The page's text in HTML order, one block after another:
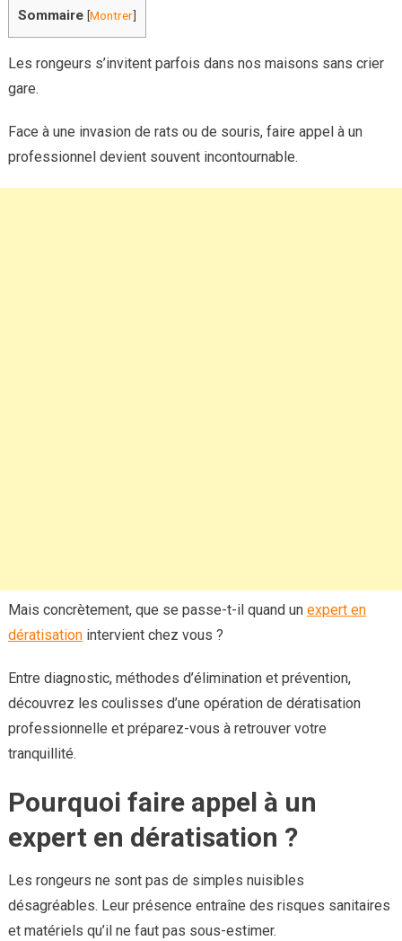
Sommaire [Montrer]
Les rongeurs s’invitent parfois dans nos maisons sans crier
gare.
Face à une invasion de rats ou de souris, faire appel à un
professionnel devient souvent incontournable.
Mais concrètement, que se passe-t-il quand un expert en
dératisationintervient chez vous ?
Entre diagnostic, méthodes d’élimination et prévention,
découvrez les coulisses d’une opération de dératisation
professionnelle et préparez-vous à retrouver votre
tranquillité.
Pourquoi faire appel à un
expert en dératisation ?
Les rongeurs ne sont pas de simples nuisibles
désagréables. Leur présence entraîne des risques sanitaires
et matériels qu’il ne faut pas sous-estimer.